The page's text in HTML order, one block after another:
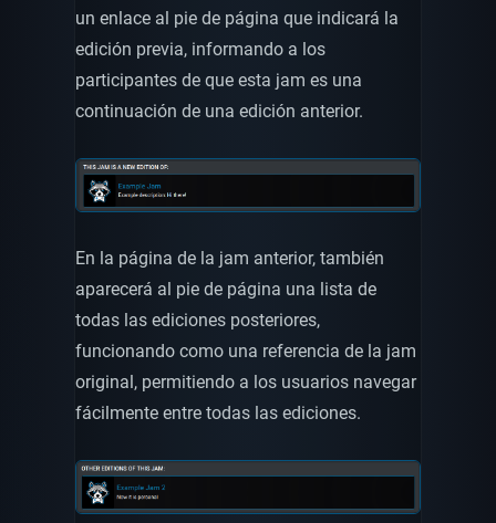
un enlace al pie de página que indicará la
edición previa, informando a los
participantes de que esta jam es una
continuación de una edición anterior.
En la página de la jam anterior, también
aparecerá al pie de página una lista de
todas las ediciones posteriores,
funcionando como una referencia de la jam
original, permitiendo a los usuarios navegar
fácilmente entre todas las ediciones.